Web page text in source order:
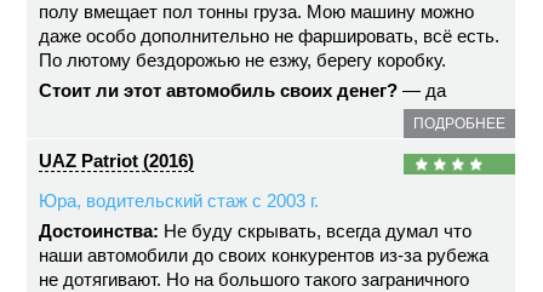
полу вмещает пол тонны груза. Мою машину можно
даже особо дополнительно не фаршировать, всё есть.
По лютому бездорожью не езжу, берегу коробку.
Стоит ли этот автомобиль своих денег? — да
ПОДРОБНЕЕ
UAZ Patriot (2016)
Юра, водительский стаж с 2003 г.
Достоинства: Не буду скрывать, всегда думал что
наши автомобили до своих конкурентов из-за рубежа
не дотягивают. Но на большого такого заграничного